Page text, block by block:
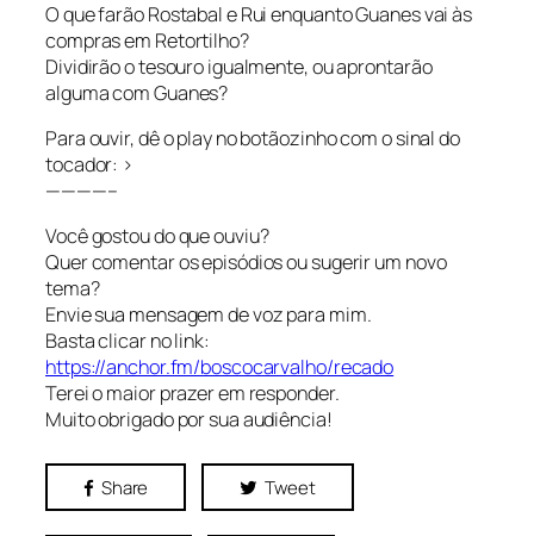
O que farão Rostabal e Rui enquanto Guanes vai às
compras em Retortilho?
Dividirão o tesouro igualmente, ou aprontarão
alguma com Guanes?
Para ouvir, dê o play no botãozinho com o sinal do
tocador: >
————–
Você gostou do que ouviu?
Quer comentar os episódios ou sugerir um novo
tema?
Envie sua mensagem de voz para mim.
Basta clicar no link:
https://anchor.fm/boscocarvalho/recado
Terei o maior prazer em responder.
Muito obrigado por sua audiência!
Share Tweet